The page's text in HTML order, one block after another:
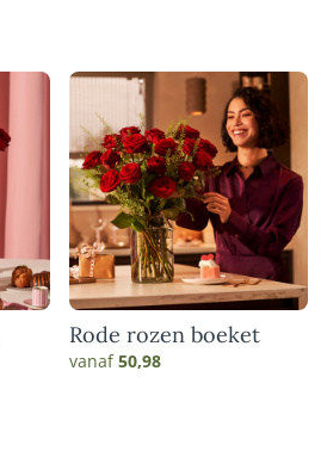
Rode rozen boeket
vanaf50,98